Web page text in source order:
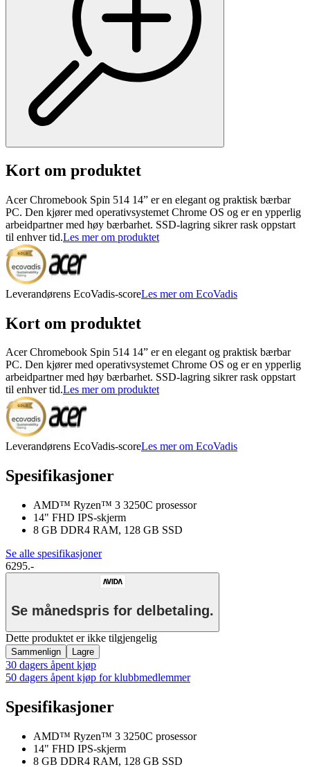
Kort om produktet
Acer Chromebook Spin 514 14” er en elegant og praktisk bærbar
PC. Den kjører med operativsystemet Chrome OS og er en ypperlig
arbeidpartner med høy bærbarhet. SSD-lagring sikrer rask oppstart
til enhver tid.Les mer om produktet
Leverandørens EcoVadis-scoreLes mer om EcoVadis
Kort om produktet
Acer Chromebook Spin 514 14” er en elegant og praktisk bærbar
PC. Den kjører med operativsystemet Chrome OS og er en ypperlig
arbeidpartner med høy bærbarhet. SSD-lagring sikrer rask oppstart
til enhver tid.Les mer om produktet
Leverandørens EcoVadis-scoreLes mer om EcoVadis
Spesifikasjoner
AMD™ Ryzen™ 3 3250C prosessor
14" FHD IPS-skjerm
8 GB DDR4 RAM, 128 GB SSD
Se alle spesifikasjoner
6295.-
Se månedspris for delbetaling.
Dette produktet er ikke tilgjengelig
Sammenlign Lagre
30 dagers åpent kjøp
50 dagers åpent kjøp for klubbmedlemmer
Spesifikasjoner
AMD™ Ryzen™ 3 3250C prosessor
14" FHD IPS-skjerm
8 GB DDR4 RAM, 128 GB SSD